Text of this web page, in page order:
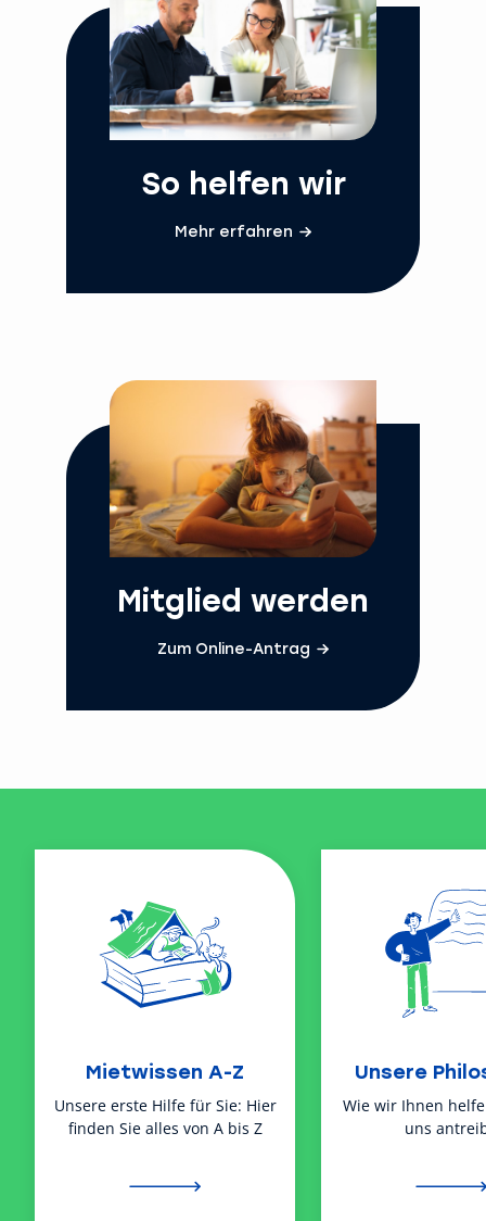
So helfen wir
Mehr erfahren
Mitglied werden
Zum Online-Antrag
Mietwissen A-Z
Unsere erste Hilfe für Sie: Hier
finden Sie alles von A bis Z
Unsere
Wie wir Ihnen
uns